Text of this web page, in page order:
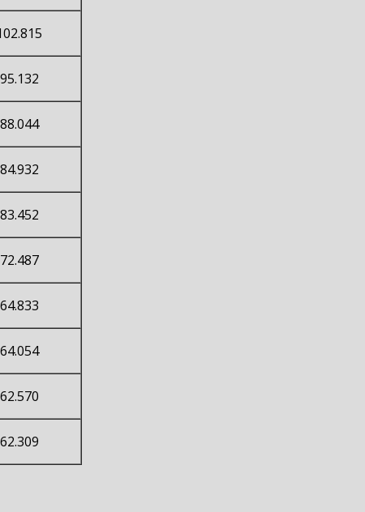
95.132
88.044
84.932
83.452
72.487
64.833
64.054
62.570
62.309